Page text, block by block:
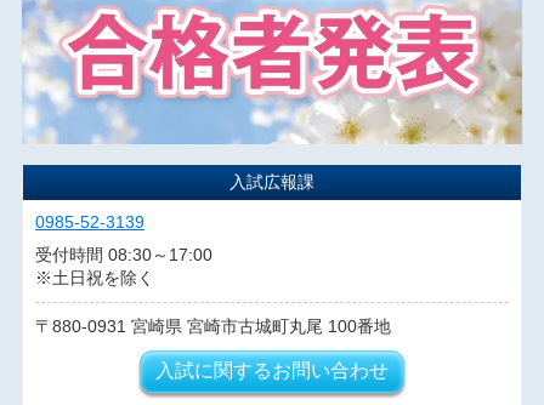
入試広報課
0985-52-3139
受付時間 08:30～17:00
※土日祝を除く
880-0931 宮崎県 宮崎市古城町丸尾 100番地
入試に関するお問い合わせ